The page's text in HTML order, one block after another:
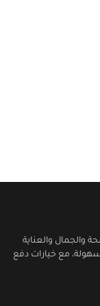
والجمال والعناية
مع خيارات دفع